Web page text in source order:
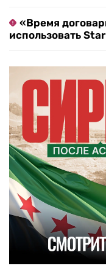
«Время
использовать